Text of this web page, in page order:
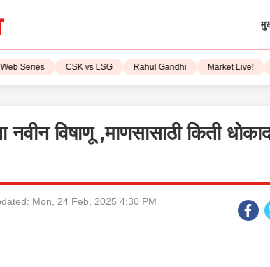
Series CSK vs LSG Rahul Gandhi Market Live!
नवीन विषाणू ,माणसासाठी किती
Mon, 24 Feb, 2025 4:30 PM